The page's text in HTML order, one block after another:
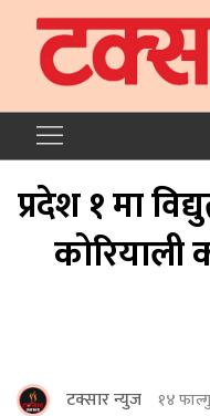
प्रदेश १ मा
कोरियाली
टक्सार न्युज १४